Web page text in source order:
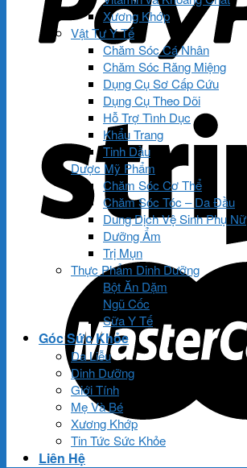
Xương Khớp
Vật Tư Y Tế
Chăm Sóc Cá Nhân
Chăm Sóc Răng Miệng
Dụng Cụ Sơ Cấp Cứu
Dụng Cụ Theo Dõi
Hỗ Trợ Tình Dục
Khẩu Trang
Tinh Dầu
Dược Mỹ Phẩm
Chăm Sóc Cơ Thể
Chăm Sóc Tóc – Da Đầu
Dung Dịch Vệ Sinh Phụ Nữ
Dưỡng Ẩm
Trị Mụn
Thực Phẩm Dinh Dưỡng
Bột Ăn Dặm
Ngũ Cốc
Sữa Y Tế
Góc Sức Khỏe
Da Liễu
Dinh Dưỡng
Giới Tính
Mẹ Và Bé
Xương Khớp
Tin Tức Sức Khỏe
Liên Hệ